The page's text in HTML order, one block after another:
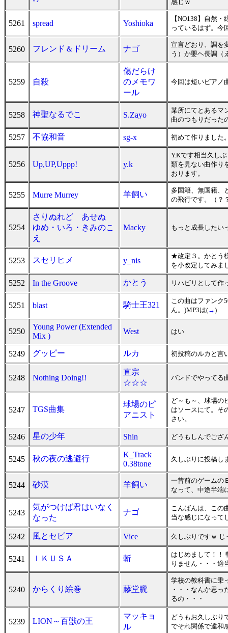
感じｗ
5261 spread Yoshioka
【NO138】自然
っているはず。今
5260 フレンド＆ドリーム ナゴ
宣言どおり、調を
う）か嬰ヘ長調（
5259 自殺
傷だらけ
のメモワ
ール
今回は短いピアノ
5258 神聖なるでこ S.Zayo
某所にてとあるマ
曲のつもりだった
5257 不協和音 sg-x 初めて作りました
5256 Up,UP,Uppp! y.k
Y.Kです相当久し
類を見ない曲作り
おります。
5255 Murre Murrey 羊飼い
多国籍、無国籍、
の飛行です。（？
5254
さりぬれど あせぬ
ゆめ・いろ・きみのこ
え
Macky もっと成長したい
5253 スセリヒメ y_nis
★改定３。かとう
を小改定してみま
5252 In the Groove かとう リハビリとして作
5251 blast 騎士王321
この曲はファンク
ん。)MP3は(→)
5250
Young Power (Extended
Mix )
West はい
5249 グッピー ルカ 初投稿のルカと言
5248 Nothing Doing!!
直宗
☆☆☆
バンドでやってる
5247 TGS曲集
球場のピ
アニスト
ど～も～、球場の
はソースにて。そ
さい。
5246 星の少年 Shin どうもしんでござ
5245 秋の夜の逃避行
K_Track
0.38tone
久しぶりに投稿し
5244 砂漠 羊飼い
一昔前のゲームの
なって、中途半端
5243
気がつけば君はいなく
なった
ナゴ
こんばんは、この
当な感じになって
5242 風とセピア Vice 久しぶりですｗ
5241 ＩＫＵＳＡ 斬
はじめまして！！
りません・・・適
5240 からくり絵巻 藤堂朧
学校の教科書に乗
・・・なんか思
るの・・・
5239 LION～百獣の王
マッキョ
ル
どうもお久しぶり
でそれ関係で違和